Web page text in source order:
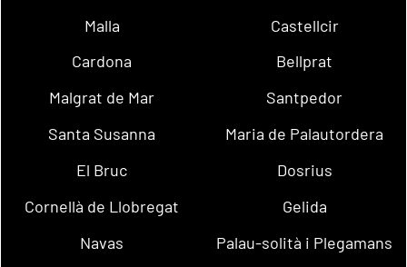
Malla
Castellcir
Cardona
Bellprat
Malgrat de Mar
Santpedor
Santa Susanna
Maria de Palautordera
El Bruc
Dosrius
Cornellà de Llobregat
Gelida
Navas
Palau-solità i Plegamans